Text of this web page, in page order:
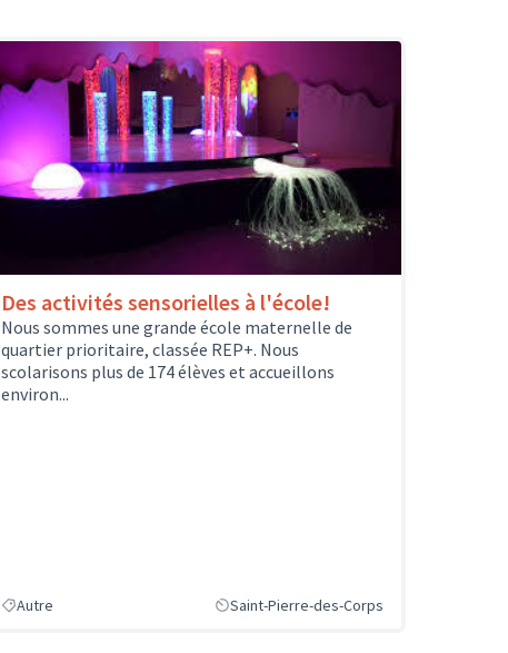
Des activités sensorielles à l'école!
Nous sommes une grande école maternelle de
quartier prioritaire, classée REP+. Nous
scolarisons plus de 174 élèves et accueillons
environ...
Autre Saint-Pierre-des-Corps